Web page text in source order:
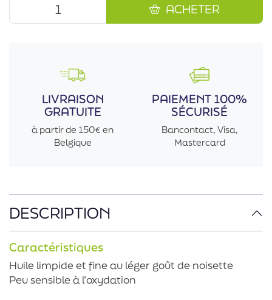
ACHETER
DESCRIPTION
Caractéristiques
Huile limpide et fine au léger goût de noisette
Peu sensible à l’oxydation
LIVRAISON
GRATUITE
à partir de 150€ en
Belgique
PAIEMENT 100%
SÉCURISÉ
Bancontact, Visa,
Mastercard